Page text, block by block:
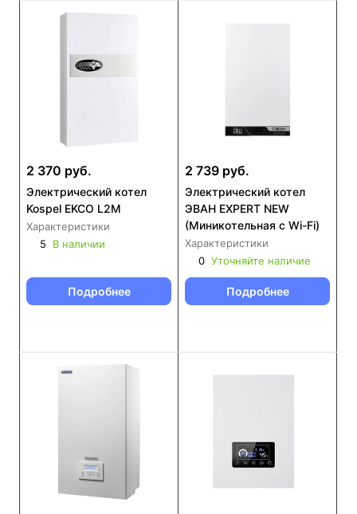
2 370 руб.
Электрический котел
Kospel EKCO L2M
Характеристики
5
В наличии
Подробнее
2 739 руб.
Электрический котел
ЭВАН EXPERT NEW
(Миникотельная с Wi-Fi)
Характеристики
0 Уточняйте наличие
Подробнее